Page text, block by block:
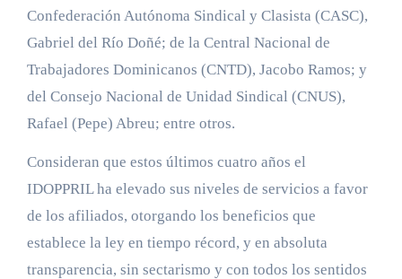
Confederación Autónoma Sindical y Clasista (CASC),
Gabriel del Río Doñé; de la Central Nacional de
Trabajadores Dominicanos (CNTD), Jacobo Ramos; y
del Consejo Nacional de Unidad Sindical (CNUS),
Rafael (Pepe) Abreu; entre otros.
Consideran que estos últimos cuatro años el
IDOPPRIL ha elevado sus niveles de servicios a favor
de los afiliados, otorgando los beneficios que
establece la ley en tiempo récord, y en absoluta
transparencia, sin sectarismo y con todos los sentidos